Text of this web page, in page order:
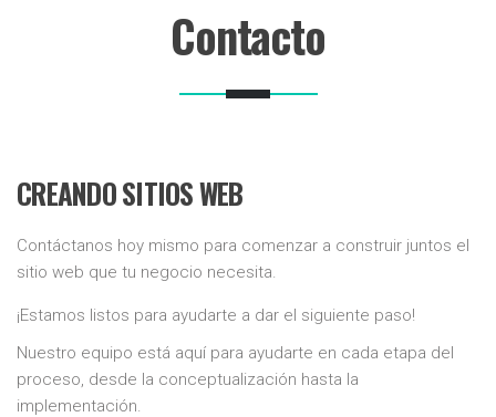
Contacto
CREANDO SITIOS WEB
Contáctanos hoy mismo para comenzar a construir juntos el
sitio web que tu negocio necesita.
¡Estamos listos para ayudarte a dar el siguiente paso!
Nuestro equipo está aquí para ayudarte en cada etapa del
proceso, desde la conceptualización hasta la
implementación.